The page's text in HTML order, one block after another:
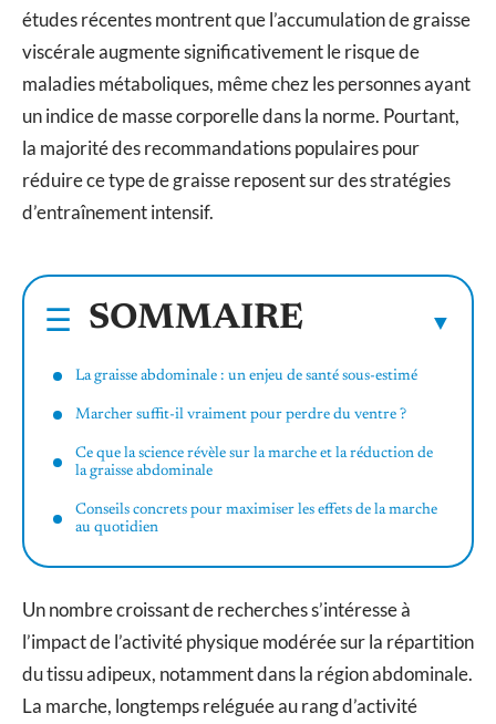
études récentes montrent que l’accumulation de graisse
viscérale augmente significativement le risque de
maladies métaboliques, même chez les personnes ayant
un indice de masse corporelle dans la norme. Pourtant,
la majorité des recommandations populaires pour
réduire ce type de graisse reposent sur des stratégies
d’entraînement intensif.
SOMMAIRE
La graisse abdominale : un enjeu de santé sous-estimé
Marcher suffit-il vraiment pour perdre du ventre ?
Ce que la science révèle sur la marche et la réduction de
la graisse abdominale
Conseils concrets pour maximiser les effets de la marche
au quotidien
Un nombre croissant de recherches s’intéresse à
l’impact de l’activité physique modérée sur la répartition
du tissu adipeux, notamment dans la région abdominale.
La marche, longtemps reléguée au rang d’activité